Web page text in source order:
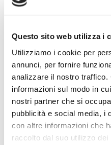
Questo sito web utilizza i
Utilizziamo i cookie per
annunci, per fornire
analizzare il nostro traffico.
informazioni sul modo in
nostri partner che si
pubblicità e social media, i
con altre informazioni che
raccolto dal suo utilizzo
Leave